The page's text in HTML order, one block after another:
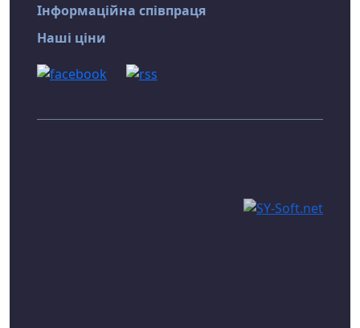
Інформаційна співпраця
Наші ціни